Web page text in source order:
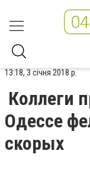
13:18, 3 січня 2018 р.
Коллеги
Одессе
скорых